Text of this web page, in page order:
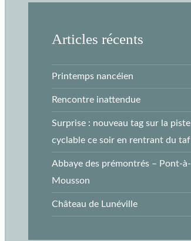
Articles récents
Printemps nancéien
Rencontre inattendue
Surprise : nouveau tag sur la piste
cyclable ce soir en rentrant du taf
Abbaye des prémontrés – Pont-à-
Mousson
Château de Lunéville